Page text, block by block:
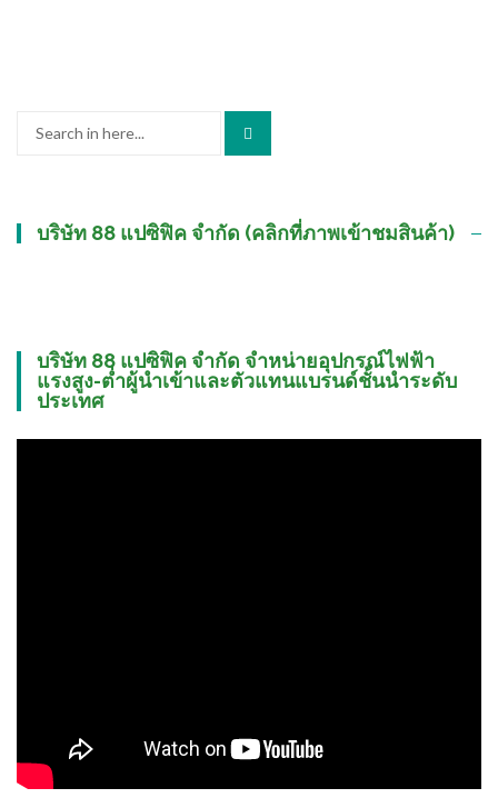
บริษัท 88 แปซิฟิค จำกัด (คลิกที่ภาพเข้าชมสินค้า)
บริษัท 88 แปซิฟิค จำกัด จำหน่ายอุปกรณ์ไฟฟ้า
แรงสูง-ต่ำผู้นำเข้าและตัวแทนแบรนด์ชั้นนำระดับ
ประเทศ